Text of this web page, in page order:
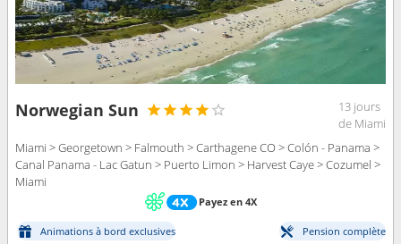
Norwegian Sun
13 jours
de Miami
Miami > Georgetown > Falmouth > Carthagene CO > Colón - Panama >
Canal Panama - Lac Gatun > Puerto Limon > Harvest Caye > Cozumel >
Miami
Payez en 4X
Animations à bord exclusives Pension complète